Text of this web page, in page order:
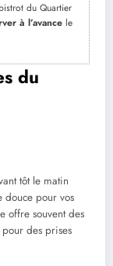
du Quartier
à l’avance le
du
tôt le matin
douce pour vos
offre souvent des
des prises